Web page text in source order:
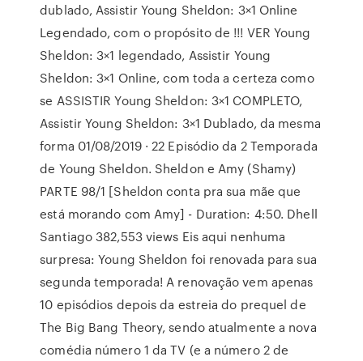
dublado, Assistir Young Sheldon: 3×1 Online
Legendado, com o propósito de !!! VER Young
Sheldon: 3×1 legendado, Assistir Young
Sheldon: 3×1 Online, com toda a certeza como
se ASSISTIR Young Sheldon: 3×1 COMPLETO,
Assistir Young Sheldon: 3×1 Dublado, da mesma
forma 01/08/2019 · 22 Episódio da 2 Temporada
de Young Sheldon. Sheldon e Amy (Shamy)
PARTE 98/1 [Sheldon conta pra sua mãe que
está morando com Amy] - Duration: 4:50. Dhell
Santiago 382,553 views Eis aqui nenhuma
surpresa: Young Sheldon foi renovada para sua
segunda temporada! A renovação vem apenas
10 episódios depois da estreia do prequel de
The Big Bang Theory, sendo atualmente a nova
comédia número 1 da TV (e a número 2 de